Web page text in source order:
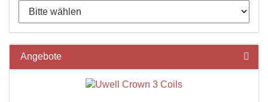
Angebote